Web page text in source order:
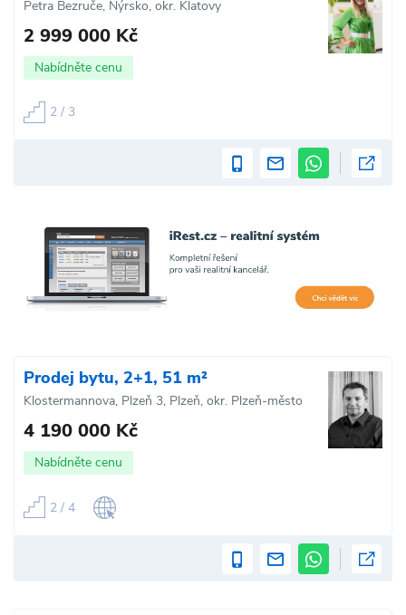
Petra Bezruče, Nýrsko, okr. Klatovy
2 999 000 Kč
Nabídněte cenu
2 / 3
Prodej bytu, 2+1, 51 m²
Klostermannova, Plzeň 3, Plzeň, okr. Plzeň-město
4 190 000 Kč
Nabídněte cenu
2 / 4